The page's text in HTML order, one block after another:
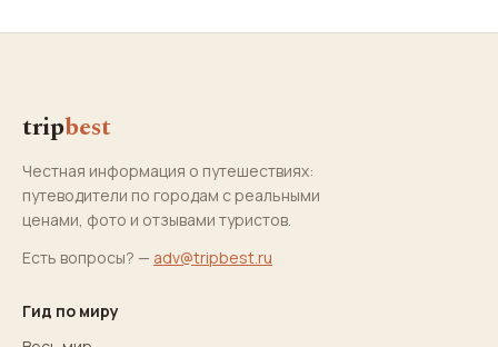
tripbest
Честная информация о путешествиях:
путеводители по городам с реальными
ценами, фото и отзывами туристов.
Есть вопросы? — adv@tripbest.ru
Гид по миру